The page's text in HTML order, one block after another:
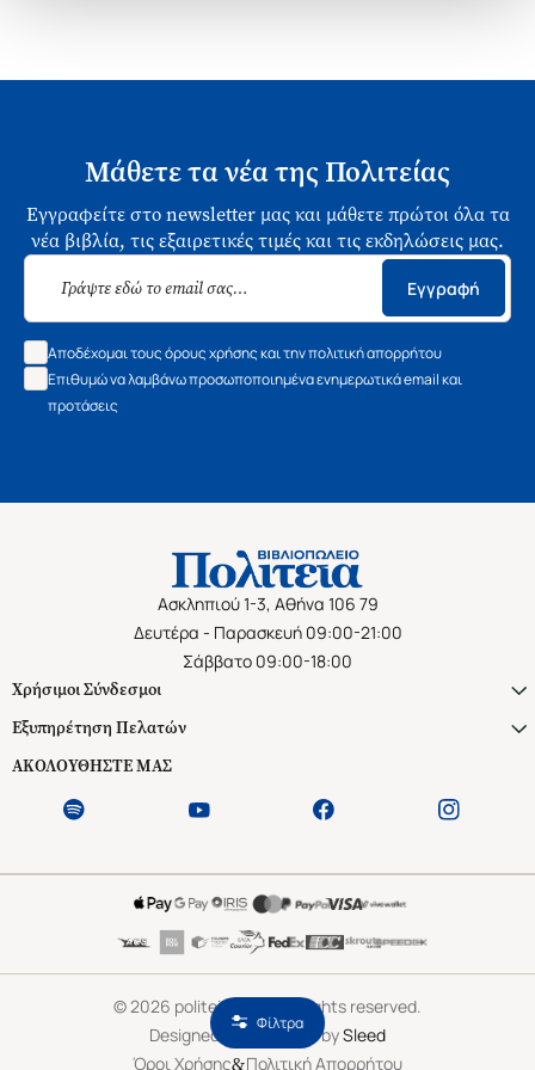
Φίλτρα
Μάθετε τα νέα της Πολιτείας
Εγγραφείτε στο newsletter μας και μάθετε πρώτοι όλα τα
νέα βιβλία, τις εξαιρετικές τιμές και τις εκδηλώσεις μας.
Εγγραφή
Αποδέχομαι τους όρους χρήσης και την πολιτική απορρήτου
Επιθυμώ να λαμβάνω προσωποποιημένα ενημερωτικά email και
προτάσεις
Ασκληπιού 1-3, Αθήνα 106 79
Δευτέρα - Παρασκευή 09:00-21:00
Σάββατο 09:00-18:00
Χρήσιμοι Σύνδεσμοι
Εξυπηρέτηση Πελατών
ΑΚΟΛΟΥΘΗΣΤΕ ΜΑΣ
©2026 politeianet.gr All rights reserved.
Designed & Developed bySleed
Όροι Χρήσης&Πολιτική Απορρήτου